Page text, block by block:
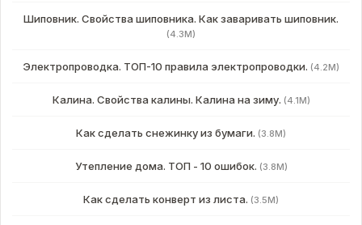
Шиповник. Свойства шиповника. Как заваривать шиповник.
(4.3M)
Электропроводка. ТОП-10 правила электропроводки. (4.2M)
Калина. Свойства калины. Калина на зиму. (4.1M)
Как сделать снежинку из бумаги. (3.8M)
Утепление дома. ТОП - 10 ошибок. (3.8M)
Как сделать конверт из листа. (3.5M)